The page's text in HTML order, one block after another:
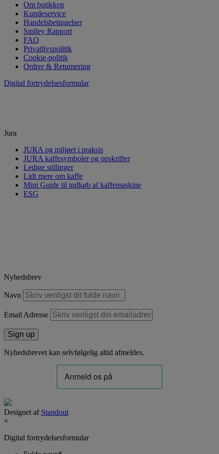
Om butikken
Kundeservice
Handelsbetingelser
Smiley Rapport
FAQ
Privatlivspolitik
Cookie-politik
Ordrer & Returnering
Digital fortrydelsesformular
Jura
JURA og miljøet i praksis
JURA kaffesymboler og opskrifter
Ledige stillinger
Lidt mere om kaffe
Mini Guide til indkøb af kaffemaskine
ESG
Nyhedsbrev
Navn
Email Adresse
Nyhedsbrevet kan selvfølgelig altid afmeldes.
Designet af Standout
×
Digital fortrydelsesformular